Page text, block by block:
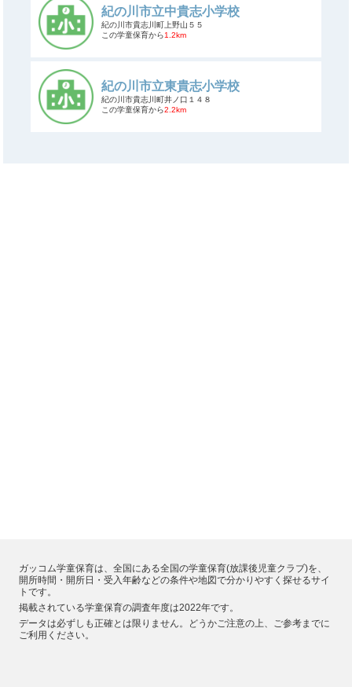
紀の川市立中貴志小学校
紀の川市貴志川町上野山５５
この学童保育から1.2km
紀の川市立東貴志小学校
紀の川市貴志川町井ノ口１４８
この学童保育から2.2km
ガッコム学童保育は、全国にある全国の学童保育(放課後児童クラブ)を、
開所時間・開所日・受入年齢などの条件や地図で分かりやすく探せるサイ
トです。
掲載されている学童保育の調査年度は2022年です。
データは必ずしも正確とは限りません。どうかご注意の上、ご参考までに
ご利用ください。